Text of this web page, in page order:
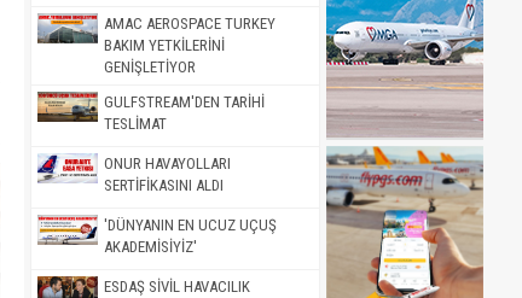
AMAC AEROSPACE TURKEY
BAKIM YETKİLERİNİ
GENİŞLETİYOR
GULFSTREAM'DEN TARİHİ
TESLİMAT
ONUR HAVAYOLLARI
SERTİFİKASINI ALDI
'DÜNYANIN EN UCUZ UÇUŞ
AKADEMİSİYİZ'
ESDAŞ SİVİL HAVACILIK